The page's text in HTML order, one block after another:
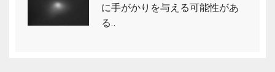
に手がかりを与える可能性があ
る..